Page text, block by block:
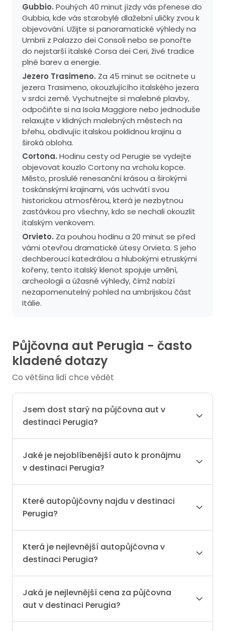
Gubbio. Pouhých 40 minut jízdy vás přenese do
Gubbia, kde vás starobylé dlažební uličky zvou k
objevování. Užijte si panoramatické výhledy na
Umbrii z Palazzo dei Consoli nebo se ponořte
do nejstarší italské Corsa dei Ceri, živé tradice
plné barev a energie.
Jezero Trasimeno. Za 45 minut se ocitnete u
jezera Trasimeno, okouzlujícího italského jezera
v srdci země. Vychutnejte si malebné plavby,
odpočiňte si na Isola Maggiore nebo jednoduše
relaxujte v klidných malebných městech na
břehu, obdivujíc italskou poklidnou krajinu a
široká obloha.
Cortona. Hodinu cesty od Perugie se vydejte
objevovat kouzlo Cortony na vrcholu kopce.
Město, proslulé renesanční krásou a širokými
toskánskými krajinami, vás uchvátí svou
historickou atmosférou, která je nezbytnou
zastávkou pro všechny, kdo se nechali okouzlit
italským venkovem.
Orvieto. Za pouhou hodinu a 20 minut se před
vámi otevřou dramatické útesy Orvieta. S jeho
dechberoucí katedrálou a hlubokými etruskými
kořeny, tento italský klenot spojuje umění,
archeologii a úžasné výhledy, čímž nabízí
nezapomenutelný pohled na umbrijskou část
Itálie.
Půjčovna aut Perugia - často
kladené dotazy
Co většina lidí chce vědět
Jsem dost starý na půjčovna aut v
destinaci Perugia?
Jaké je nejoblíbenější auto k pronájmu
v destinaci Perugia?
Které autopůjčovny najdu v destinaci
Perugia?
Která je nejlevnější autopůjčovna v
destinaci Perugia?
Jaká je nejlevnější cena za půjčovna
aut v destinaci Perugia?